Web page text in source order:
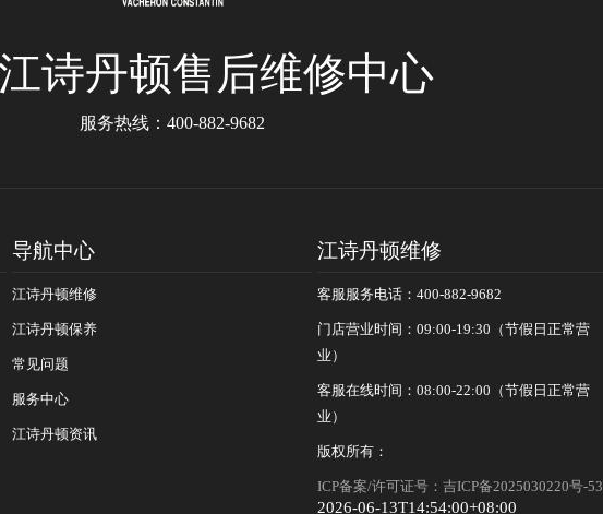
江诗丹顿售后维修中心
服务热线： 400-882-9682
导航中心
江诗丹顿维修
江诗丹顿保养
常见问题
服务中心
江诗丹顿资讯
江诗丹顿维修
客服服务电话：400-882-9682
门店营业时间：09:00-19:30（节假日正常营
业）
客服在线时间：08:00-22:00（节假日正常营
业）
版权所有：
ICP备案/许可证号：吉ICP备2025030220号-53
2026-06-13T14:54:00+08:00